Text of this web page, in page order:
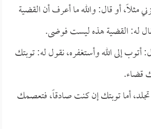
مثلاً، أو قال: والله ما أعرف أن القضية
له: القضية هذه ليست فوضى.
أتوب إلى الله وأستغفره، نقول له: توبتك
قضاء.
تجلد، أما توبتك إن كنت صادقاً، فتعصمك